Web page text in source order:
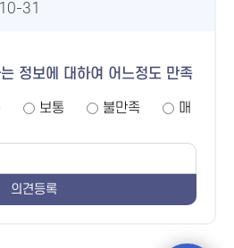
31
정보에 대하여 어느정도 만족
보통 불만족
매